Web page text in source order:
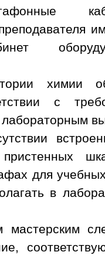
химии
с
для
в
мастерским